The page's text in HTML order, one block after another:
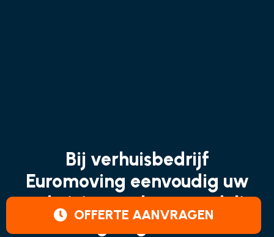
Bij verhuisbedrijf
Euromoving eenvoudig uw
verhuizing snel en voordelig
geregeld!
OFFERTE AANVRAGEN